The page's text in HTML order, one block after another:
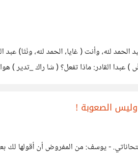
الحمد لله، وأنت ( غايا، الحمد لله،
القادر: ماذا تفعل؟ ( شا راك _تدير )
الصعوبة !
- يوسف: من المفروض أن أقولها لك بعد